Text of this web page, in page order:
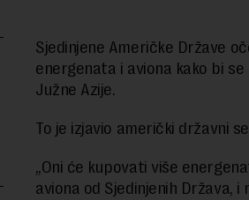
Sjedinjene Američke Države
energenata i aviona kako bi
Južne Azije.
To je izjavio američki državni
„Oni će kupovati više
aviona od Sjedinjenih Država,